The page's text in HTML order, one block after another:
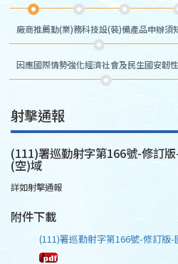
廠商推薦勤(業)務科技設(裝)備產品申辦須
因應國際情勢強化經濟社會及民生國安韌
射擊通報
(111)署巡勤射字第166號-修訂
(空)域
詳如射擊通報
附件下載
(111)署巡勤射字第166號-修訂版